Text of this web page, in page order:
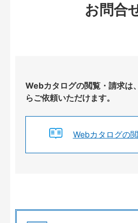
お問合
Webカタログの閲覧・請求は
らご依頼いただけます。
Webカタログの